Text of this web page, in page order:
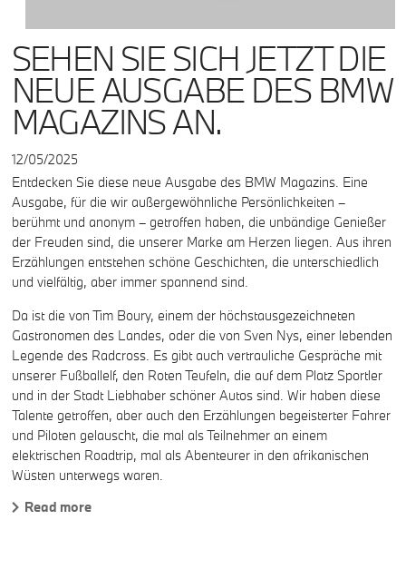
SEHEN SIE SICH JETZT DIE
NEUE AUSGABE DES BMW
MAGAZINS AN.
12/05/2025
Entdecken Sie diese neue Ausgabe des BMW Magazins. Eine
Ausgabe, für die wir außergewöhnliche Persönlichkeiten –
berühmt und anonym – getroffen haben, die unbändige Genießer
der Freuden sind, die unserer Marke am Herzen liegen. Aus ihren
Erzählungen entstehen schöne Geschichten, die unterschiedlich
und vielfältig, aber immer spannend sind.
Da ist die von Tim Boury, einem der höchstausgezeichneten
Gastronomen des Landes, oder die von Sven Nys, einer lebenden
Legende des Radcross. Es gibt auch vertrauliche Gespräche mit
unserer Fußballelf, den Roten Teufeln, die auf dem Platz Sportler
und in der Stadt Liebhaber schöner Autos sind. Wir haben diese
Talente getroffen, aber auch den Erzählungen begeisterter Fahrer
und Piloten gelauscht, die mal als Teilnehmer an einem
elektrischen Roadtrip, mal als Abenteurer in den afrikanischen
Wüsten unterwegs waren.
Read more